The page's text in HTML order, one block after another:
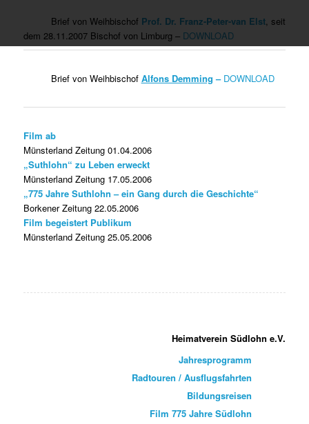
Brief von Weihbischof Prof. Dr. Franz-Peter-van Elst, seit
dem 28.11.2007 Bischof von Limburg – DOWNLOAD
Brief von Weihbischof Alfons Demming – DOWNLOAD
Film ab
Münsterland Zeitung 01.04.2006
„Suthlohn“ zu Leben erweckt
Münsterland Zeitung 17.05.2006
„775 Jahre Suthlohn – ein Gang durch die Geschichte“
Borkener Zeitung 22.05.2006
Film begeistert Publikum
Münsterland Zeitung 25.05.2006
Heimatverein Südlohn e.V.
Jahresprogramm
Radtouren / Ausflugsfahrten
Bildungsreisen
Film 775 Jahre Südlohn